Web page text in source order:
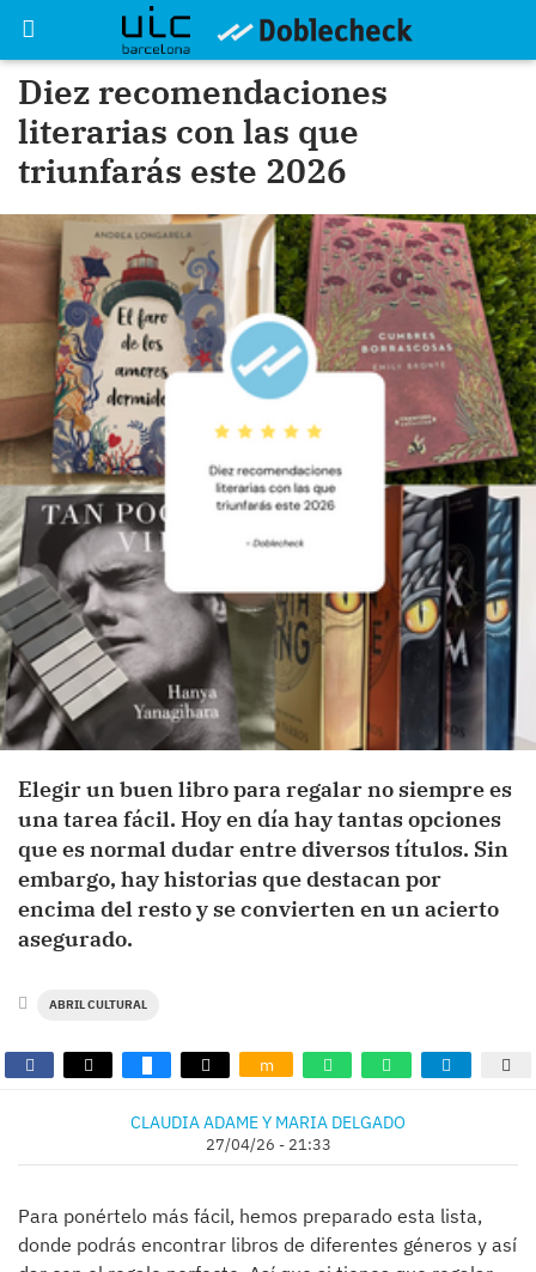
Diez recomendaciones
literarias con las que
triunfarás este 2026
Elegir un buen libro para regalar no siempre es
una tarea fácil. Hoy en día hay tantas opciones
que es normal dudar entre diversos títulos. Sin
embargo, hay historias que destacan por
encima del resto y se convierten en un acierto
asegurado.
ABRIL CULTURAL
m
CLAUDIA ADAME Y MARIA DELGADO
27/04/26 - 21:33
Para ponértelo más fácil, hemos preparado esta lista,
donde podrás encontrar libros de diferentes géneros y así